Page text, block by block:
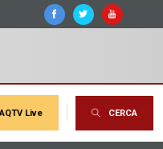
Live CERCA